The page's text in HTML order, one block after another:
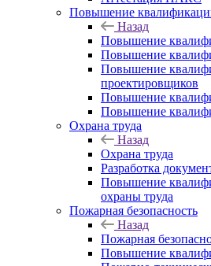
Повышение
Назад
Повышение
Повышение
Повышение
проектировщиков
Повышение
Повышение
Охрана труда
Назад
Охрана труда
Разработка
Повышение
охраны труда
Пожарная безопасность
Назад
Пожарная
Повышение